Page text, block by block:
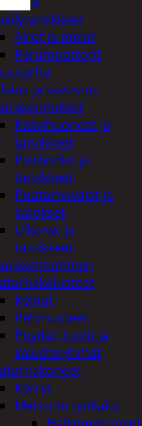
Airot ja melat
Perämoottorit
ja savustus
Kasvihuoneet ja
tarvikkeet
Paviljonkit ja
tarvikkeet
Puutarhavajat ja
katokset
Ulko-wc ja
tarvikkeet
Keinut
Pehmusteet
Pöydät, tuolit ja
kalusteryhmät
Kärryt
Metsurin työkalut